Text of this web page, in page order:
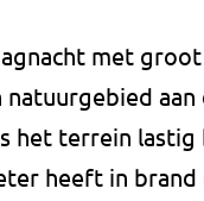
met
het terrein lastig
heeft in brand